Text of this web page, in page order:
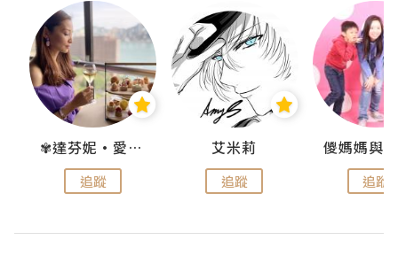
✾達芬妮•愛孩子•愛生活✾
追蹤
艾米莉
追蹤 追蹤